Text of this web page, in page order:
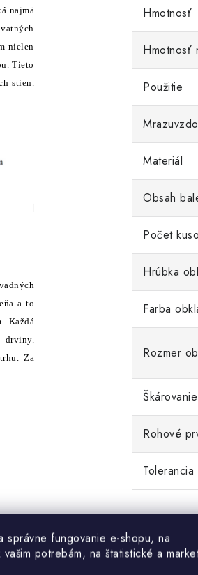
správne fungovanie e-shopu, na
potrebám, na štatistické a
najmä
nielen
Tieto
stien.
a to
Každá
Za
Hmotnosť
Hmotnosť
Použitie
Materiál
Obsah
Počet
Hrúbka
Farba
Rozmer
Škárovanie
Rohové